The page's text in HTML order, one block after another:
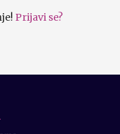
Prijavi se?